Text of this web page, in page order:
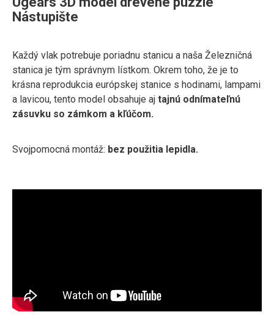
Nástupište
Každý vlak potrebuje poriadnu stanicu a naša Železničná
stanica je tým správnym lístkom. Okrem toho, že je to
krásna reprodukcia európskej stanice s hodinami, lampami
a lavicou, tento model obsahuje aj tajnú odnímateľnú
zásuvku so zámkom a kľúčom.
Svojpomocná montáž: bez použitia lepidla.